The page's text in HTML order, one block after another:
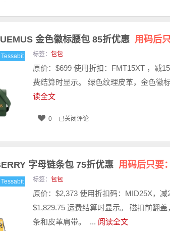
金色徽标腰包 85折优惠 用码后
Tessabit 标签： 包包
原价：$699 使用折扣：FMT15XT ，减
费结算时显示。 绿色纹理皮革，金色徽
读全文
0 已关闭评论
字母链条包 75折优惠 用码后只要
Tessabit 标签： 包包
原价：$2,373 使用折扣码：MID25X，减
$1,829.75 运费结算时显示。 磁扣前翻
条和皮革肩带。 ... 阅读全文